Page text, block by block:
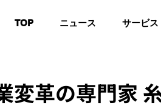
TOP ニュース サービス
変革の専門家